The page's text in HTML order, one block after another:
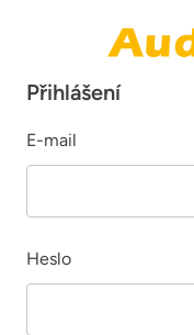
Přihlášení
E-mail
Heslo